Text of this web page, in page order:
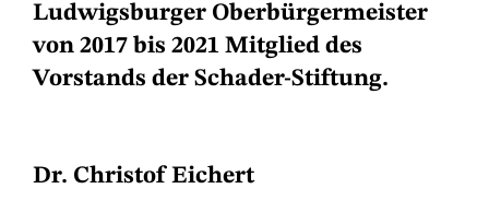
Ludwigsburger Oberbürgermeister
von 2017 bis 2021 Mitglied des
Vorstands der Schader-Stiftung.
Dr. Christof Eichert